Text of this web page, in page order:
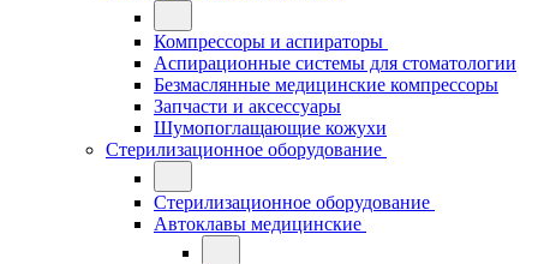
Компрессоры и аспираторы
Аспирационные системы для стоматологии
Безмаслянные медицинские компрессоры
Запчасти и аксессуары
Шумопоглащающие кожухи
Стерилизационное оборудование
Стерилизационное оборудование
Автоклавы медицинские